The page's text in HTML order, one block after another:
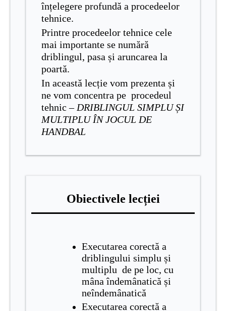
înțelegere profundă a procedeelor
tehnice.
Printre procedeelor tehnice cele
mai importante se numără
driblingul, pasa și aruncarea la
poartă.
In această lecție vom prezenta și
ne vom concentra pe procedeul
tehnic – DRIBLINGUL SIMPLU ȘI
MULTIPLU ÎN JOCUL DE
HANDBAL
Obiectivele lecției
Executarea corectă a
driblingului simplu și
multiplu de pe loc, cu
mâna îndemânatică și
neîndemânatică
Executarea corectă a